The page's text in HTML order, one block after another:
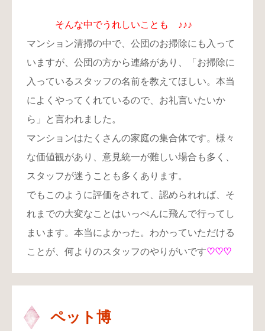
そんな中でうれしいことも ♪♪♪
マンション清掃の中で、公団のお掃除にも入って
いますが、公団の方から連絡があり、「お掃除に
入っているスタッフの名前を教えてほしい。本当
によくやってくれているので、お礼言いたいか
ら」と言われました。
マンションはたくさんの家庭の集合体です。様々
な価値観があり、意見統一が難しい場合も多く、
スタッフが迷うことも多くあります。
でもこのように評価をされて、認められれば、そ
れまでの大変なことはいっぺんに飛んで行ってし
まいます。本当によかった。わかっていただける
ことが、何よりのスタッフのやりがいです♡♡♡
ペット博